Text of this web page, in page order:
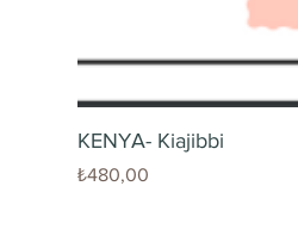
KENYA- Kiajibbi
Fiyat
₺480,00